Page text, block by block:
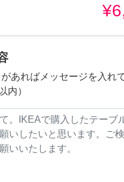
あればメッセージを入れ
内）